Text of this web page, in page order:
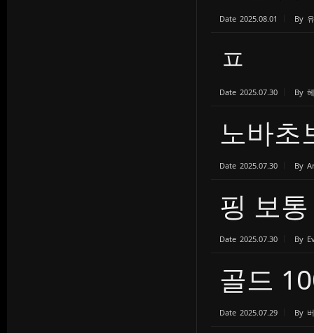
Date 2025.08.01 By
ㅍ
Date 2025.07.30 By
노바초
Date 2025.07.30 By
핑 보
Date 2025.07.30 By
골드
Date 2025.07.29 By